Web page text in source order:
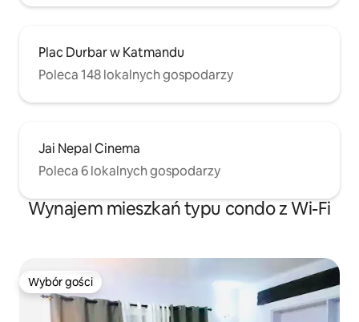
Plac Durbar w Katmandu
Poleca 148 lokalnych gospodarzy
Jai Nepal Cinema
Poleca 6 lokalnych gospodarzy
Wynajem mieszkań typu condo z Wi-Fi
Wybór gości
Wybór gości